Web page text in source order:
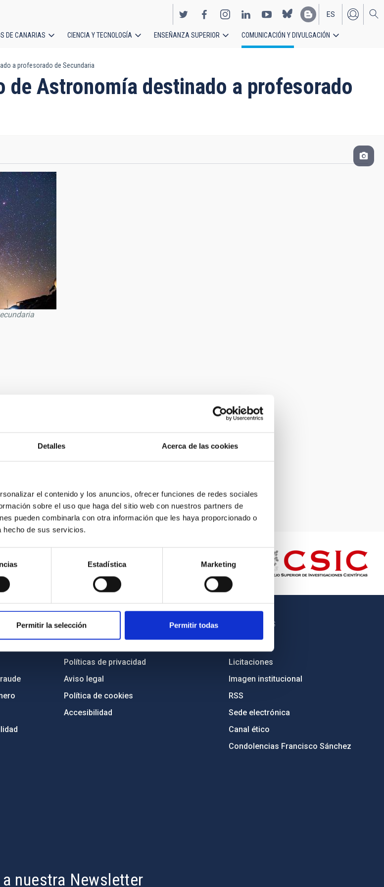
Detalles Acerca de las cookies
el contenido y los anuncios, ofrecer funciones de redes sociales
sobre el uso que haga del sitio web con nuestros partners de
pueden combinarla con otra información que les haya proporcionado o
hecho de sus servicios.
Estadística Marketing
Permitir la selección Permitir todas
EN
ES
DE CANARIAS CIENCIA Y TECNOLOGÍA ENSEÑANZA SUPERIOR COMUNICACIÓN Y DIVULGACIÓN
a profesorado de Secundaria
de Astronomía destinado a profesorado
PORTAL DEL IAC
Políticas de privacidad
Aviso legal
Política de cookies
Accesibilidad
OTROS ENLACES
Licitaciones
Imagen institucional
RSS
Sede electrónica
Canal ético
Condolencias Francisco Sánchez
a nuestra Newsletter